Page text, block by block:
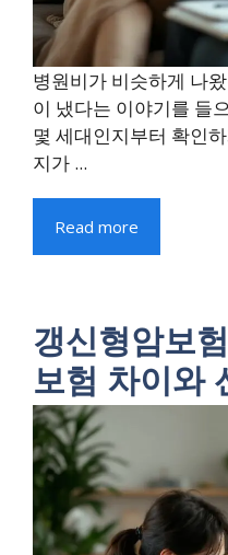
병원비가 비슷하게 나
이 냈다는 이야기를 들
몇 세대인지부터 확인
지가 ...
Read more
갱신형암보
보험 차이와